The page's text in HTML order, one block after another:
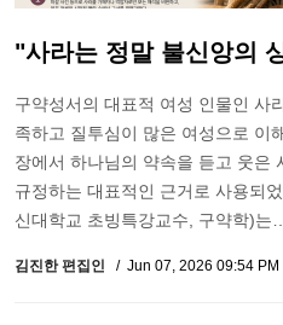
"사라는 정말 불신앙의
구약성서의 대표적 여성 인물인 사
족하고 질투심이 많은 여성으로 이
장에서 하나님의 약속을 듣고 웃은
규정하는 대표적인 근거로 사용되
신대학교 초빙특강교수, 구약학)는…
김진한 편집인 Jun 07, 2026 09:54 PM